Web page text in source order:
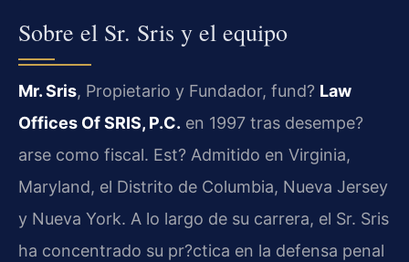
Sobre el Sr. Sris y el equipo
Mr. Sris, Propietario y Fundador, fund? Law
Offices Of SRIS, P.C. en 1997 tras desempe?
arse como fiscal. Est? Admitido en Virginia,
Maryland, el Distrito de Columbia, Nueva Jersey
y Nueva York. A lo largo de su carrera, el Sr. Sris
ha concentrado su pr?ctica en la defensa penal